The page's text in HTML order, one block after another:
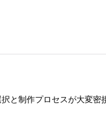
と制作プロセスが大変